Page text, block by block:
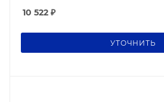
10 522 ₽
УТОЧНИТЬ